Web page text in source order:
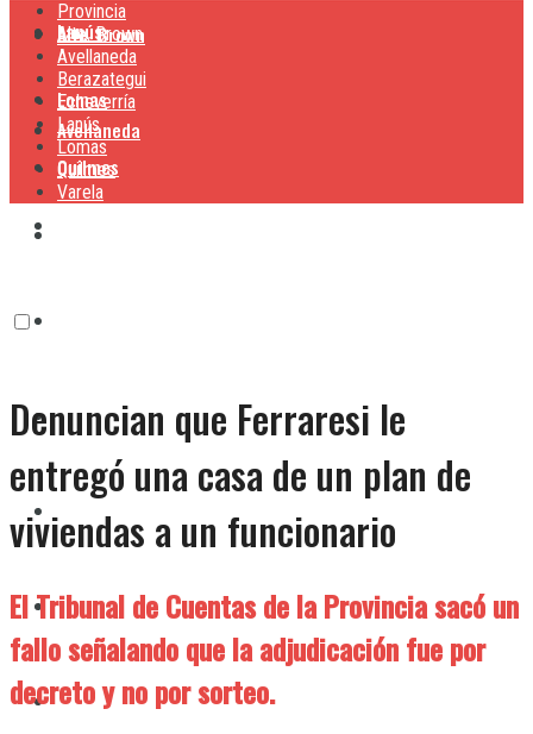
Lanús
Lomas
Quilmes
Alte. Brown
Avellaneda
Lanús
Lomas
Quilmes
Varela
Provincia
Alte. Brown
Avellaneda
Berazategui
Echeverría
Lanús
Lomas
Quilmes
Varela
Denuncian que Ferraresi le
entregó una casa de un plan de
viviendas a un funcionario
El Tribunal de Cuentas de la Provincia sacó un
fallo señalando que la adjudicación fue por
decreto y no por sorteo.